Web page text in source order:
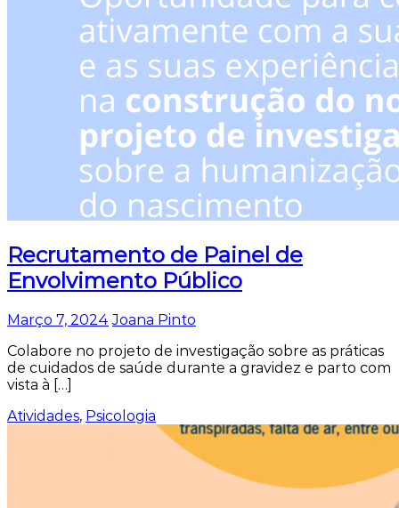
Recrutamento de Painel de
Envolvimento Público
Março 7, 2024 Joana Pinto
Colabore no projeto de investigação sobre as práticas
de cuidados de saúde durante a gravidez e parto com
vista à […]
Atividades, Psicologia